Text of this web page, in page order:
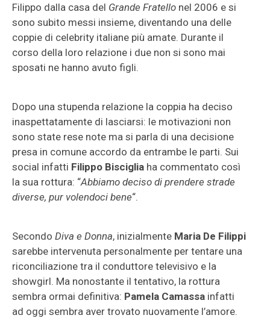
Filippo dalla casa del Grande Fratello nel 2006 e si
sono subito messi insieme, diventando una delle
coppie di celebrity italiane più amate. Durante il
corso della loro relazione i due non si sono mai
sposati ne hanno avuto figli.
Dopo una stupenda relazione la coppia ha deciso
inaspettatamente di lasciarsi: le motivazioni non
sono state rese note ma si parla di una decisione
presa in comune accordo da entrambe le parti. Sui
social infatti Filippo Bisciglia ha commentato così
la sua rottura: “Abbiamo deciso di prendere strade
diverse, pur volendoci bene“.
Secondo Diva e Donna, inizialmente Maria De Filippi
sarebbe intervenuta personalmente per tentare una
riconciliazione tra il conduttore televisivo e la
showgirl. Ma nonostante il tentativo, la rottura
sembra ormai definitiva: Pamela Camassa infatti
ad oggi sembra aver trovato nuovamente l’amore.